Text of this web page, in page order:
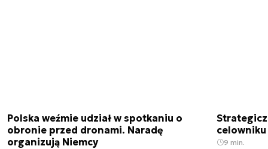
Polska weźmie udział w spotkaniu o
obronie przed dronami. Naradę
organizują Niemcy
9 min.